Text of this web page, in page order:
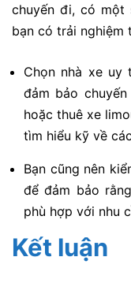
chuyến đi, có một
bạn có trải nghiệm
Chọn nhà xe
đảm bảo
hoặc thuê xe
tìm hiểu kỹ về
Bạn cũng nên
để đảm bảo
phù hợp với nhu
Kết luận